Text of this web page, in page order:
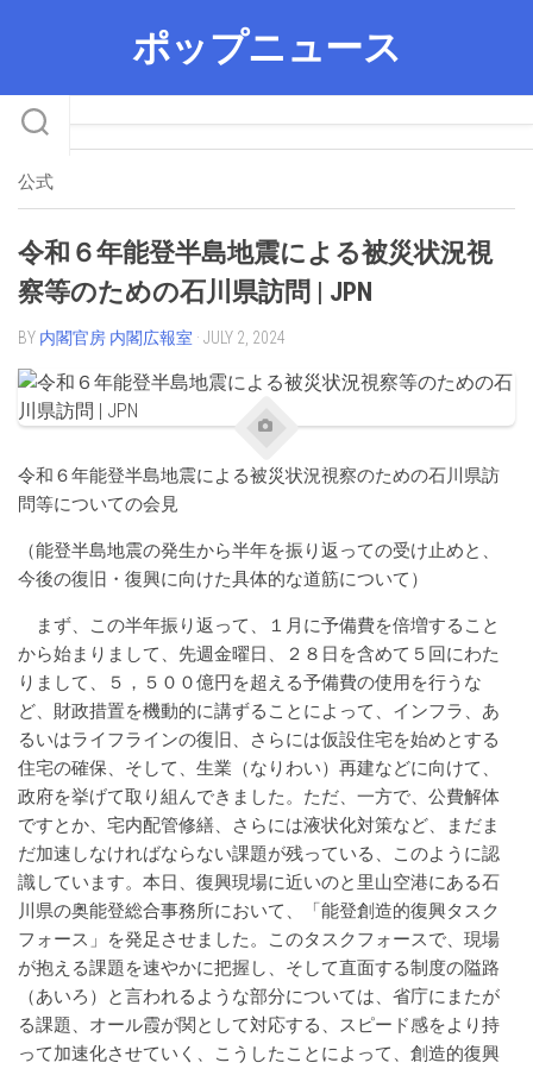
ポップニュース
公式
令和６年能登半島地震による被災状況視
察等のための石川県訪問 | JPN
BY 内閣官房 内閣広報室 · JULY 2, 2024
令和６年能登半島地震による被災状況視察のための石川県訪
問等についての会見
（能登半島地震の発生から半年を振り返っての受け止めと、
今後の復旧・復興に向けた具体的な道筋について）
まず、この半年振り返って、１月に予備費を倍増すること
から始まりまして、先週金曜日、２８日を含めて５回にわた
りまして、５，５００億円を超える予備費の使用を行うな
ど、財政措置を機動的に講ずることによって、インフラ、あ
るいはライフラインの復旧、さらには仮設住宅を始めとする
住宅の確保、そして、生業（なりわい）再建などに向けて、
政府を挙げて取り組んできました。ただ、一方で、公費解体
ですとか、宅内配管修繕、さらには液状化対策など、まだま
だ加速しなければならない課題が残っている、このように認
識しています。本日、復興現場に近いのと里山空港にある石
川県の奥能登総合事務所において、「能登創造的復興タスク
フォース」を発足させました。このタスクフォースで、現場
が抱える課題を速やかに把握し、そして直面する制度の隘路
（あいろ）と言われるような部分については、省庁にまたが
る課題、オール霞が関として対応する、スピード感をより持
って加速化させていく、こうしたことによって、創造的復興